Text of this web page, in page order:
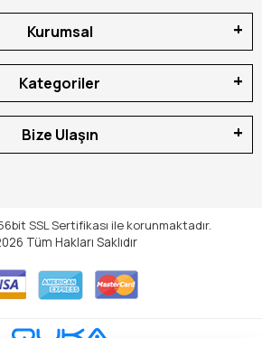
Kurumsal
Kategoriler
Bize Ulaşın
SSL Sertifikası ile korunmaktadır.
Tüm Hakları Saklıdır